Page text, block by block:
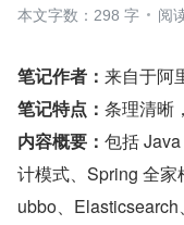
本文字数：298 字
阅
笔记作者： 来自于阿
笔记特点： 条理清晰
内容概要： 包括
计模式、Spring 全
ubbo、Elasticsearch